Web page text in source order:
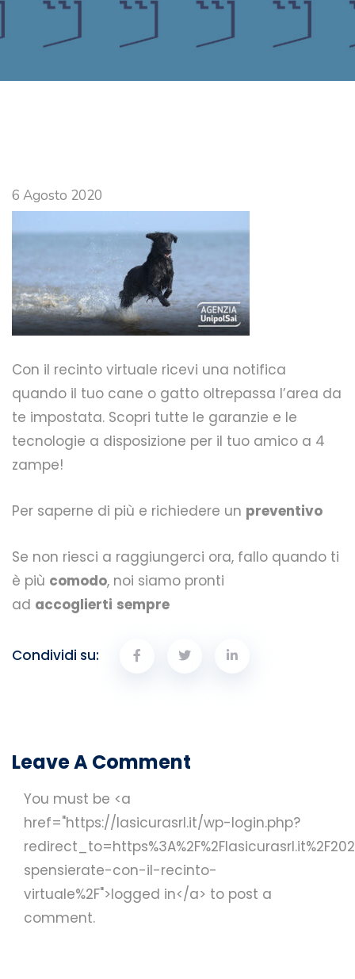
6 Agosto 2020
Con il recinto virtuale ricevi una notifica
quando il tuo cane o gatto oltrepassa l’area da
te impostata. Scopri tutte le garanzie e le
tecnologie a disposizione per il tuo amico a 4
zampe!
Per saperne di più e richiedere un preventivo
Se non riesci a raggiungerci ora, fallo quando ti
è più comodo, noi siamo pronti
ad accoglierti sempre
Condividi su:
Leave A Comment
You must be <a
href="https://lasicurasrl.it/wp-login.php?
spensierate-con-il-recinto-
virtuale%2F">logged in</a> to post a
comment.